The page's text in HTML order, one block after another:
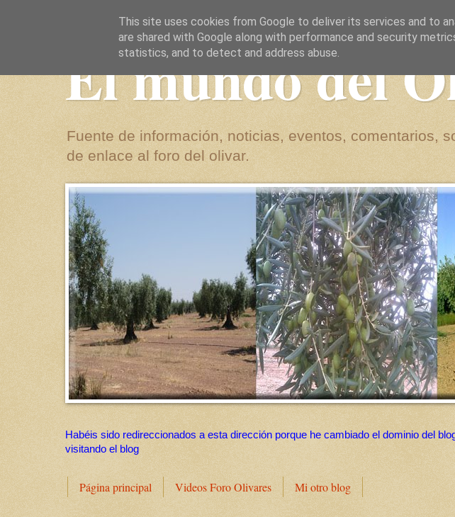
El mundo del
Fuente de información, noticias, eventos, comentarios,
de enlace al foro del olivar.
Habéis sido redireccionados a esta dirección porque he cambiado el dominio del
visitando el blog
Página principal Videos Foro Olivares Mi otro blog
This site uses cookies from Google to deliver its services and to
are shared with Google along with performance and security
statistics, and to detect and address abuse.